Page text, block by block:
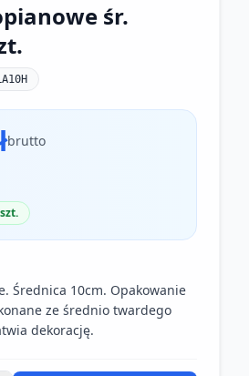
śr.
brutto
Średnica 10cm. Opakowanie
ze średnio twardego
dekorację.